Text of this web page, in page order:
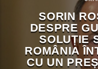
SORIN
DESPRE
SOLUȚIE
ROMÂNIA
CU UN